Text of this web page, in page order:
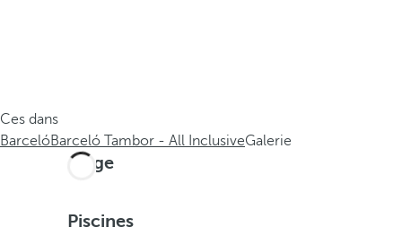
Ces dans
BarcelóBarceló Tambor - All InclusiveGalerie
Plage
Piscines